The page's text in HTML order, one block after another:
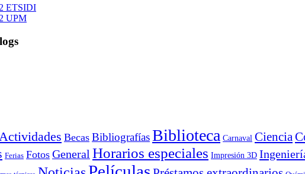
ETSIDI
UPM
Becas BibliografíasBiblioteca Carnaval Ciencia
Ferias Fotos General Horarios especiales Impresión 3D